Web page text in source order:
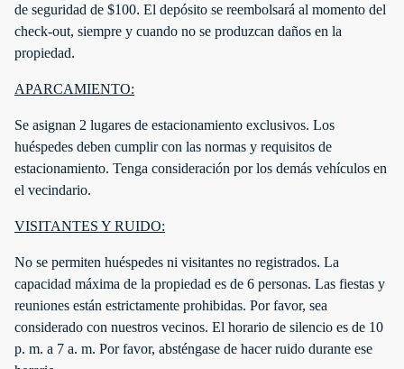
de seguridad de $100. El depósito se reembolsará al momento del
check-out, siempre y cuando no se produzcan daños en la
propiedad.
APARCAMIENTO:
Se asignan 2 lugares de estacionamiento exclusivos. Los
huéspedes deben cumplir con las normas y requisitos de
estacionamiento. Tenga consideración por los demás vehículos en
el vecindario.
VISITANTES Y RUIDO:
No se permiten huéspedes ni visitantes no registrados. La
capacidad máxima de la propiedad es de 6 personas. Las fiestas y
reuniones están estrictamente prohibidas. Por favor, sea
considerado con nuestros vecinos. El horario de silencio es de 10
p. m. a 7 a. m. Por favor, absténgase de hacer ruido durante ese